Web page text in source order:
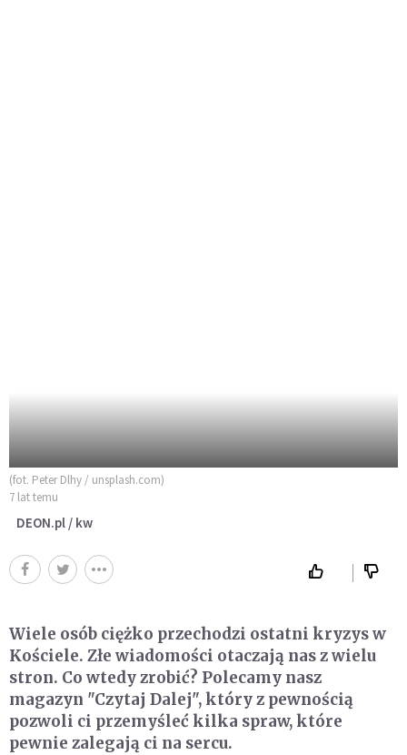
(fot. Peter Dlhy / unsplash.com)
7 lat temu
DEON.pl / kw
Wiele osób ciężko przechodzi ostatni kryzys w
Kościele. Złe wiadomości otaczają nas z wielu
stron. Co wtedy zrobić? Polecamy nasz
magazyn "Czytaj Dalej", który z pewnością
pozwoli ci przemyśleć kilka spraw, które
pewnie zalegają ci na sercu.